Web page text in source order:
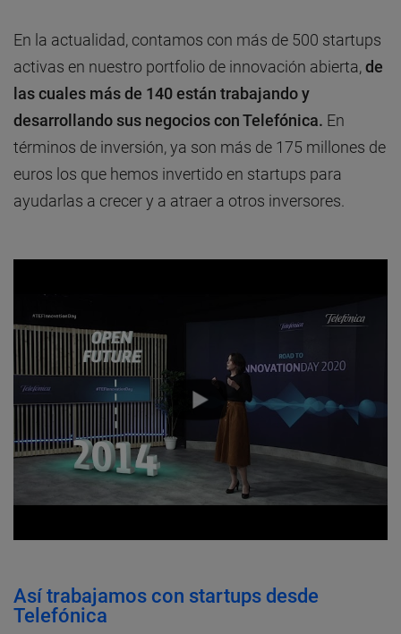
En la actualidad, contamos con más de 500 startups
activas en nuestro portfolio de innovación abierta,de
las cuales más de 140 están trabajando y
desarrollando sus negocios con Telefónica. En
términos de inversión, ya son más de 175 millones de
euros los que hemos invertido en startups para
ayudarlas a crecer y a atraer a otros inversores.
Así trabajamos con startups desde
Telefónica